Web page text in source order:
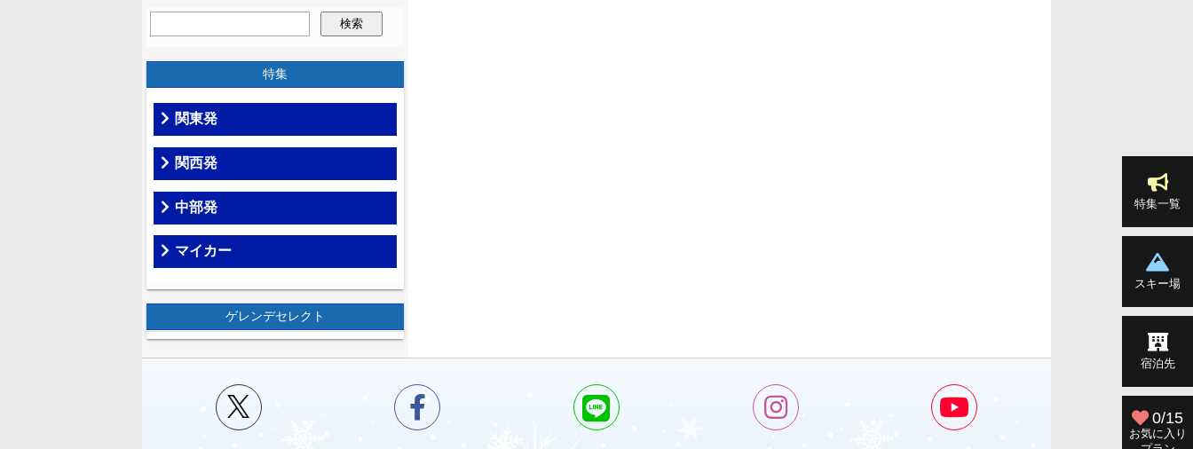
検索
特集
関東発
関西発
中部発
マイカー
ゲレンデセレクト
特集一覧
スキー場
宿泊先
0/15
お気に入り